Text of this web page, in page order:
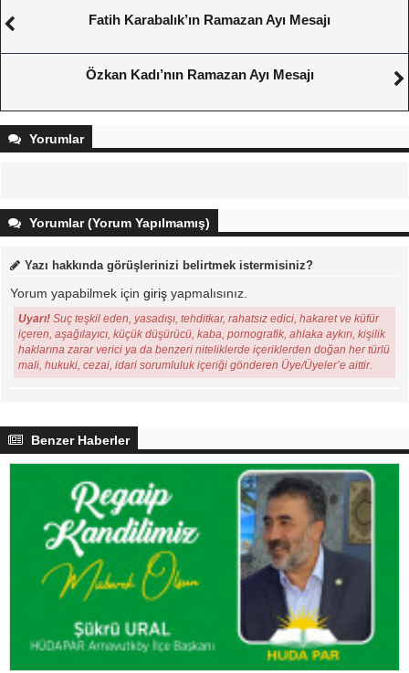
Fatih Karabalık’ın Ramazan Ayı Mesajı
Özkan Kadı’nın Ramazan Ayı Mesajı
Yorumlar
Yorumlar (Yorum Yapılmamış)
Yazı hakkında görüşlerinizi belirtmek istermisiniz?
Yorum yapabilmek için giriş yapmalısınız.
Uyarı! Suç teşkil eden, yasadışı, tehditkar, rahatsız edici, hakaret ve küfür
içeren, aşağılayıcı, küçük düşürücü, kaba, pornografik, ahlaka aykırı, kişilik
haklarına zarar verici ya da benzeri niteliklerde içeriklerden doğan her türlü
mali, hukuki, cezai, idari sorumluluk içeriği gönderen Üye/Üyeler’e aittir.
Benzer Haberler